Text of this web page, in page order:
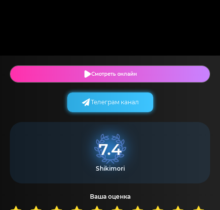
Смотреть онлайн
7.4
Shikimori
Ваша оценка
Телеграм канал